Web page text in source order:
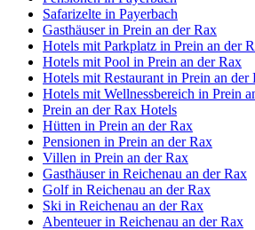
Safarizelte in Payerbach
Gasthäuser in Prein an der Rax
Hotels mit Parkplatz in Prein an der
Hotels mit Pool in Prein an der Rax
Hotels mit Restaurant in Prein an der
Hotels mit Wellnessbereich in Prein
Prein an der Rax Hotels
Hütten in Prein an der Rax
Pensionen in Prein an der Rax
Villen in Prein an der Rax
Gasthäuser in Reichenau an der Rax
Golf in Reichenau an der Rax
Ski in Reichenau an der Rax
Abenteuer in Reichenau an der Rax